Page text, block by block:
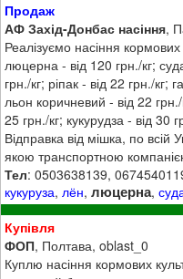
Продаж
АФ Захід-Донбас насіння,
Реалізуємо насіння
люцерна - від 120 грн./кг;
грн./кг; ріпак - від 22 грн./кг;
льон коричневий - від 22
25 грн./кг; кукурудза - від 30
Відправка від мішка, по
якою транспортною
Тел: 0503638139,
кукуруза,лён,люцерна,
Купівля
ФОП, Полтава, oblast_0
Куплю насіння кормових